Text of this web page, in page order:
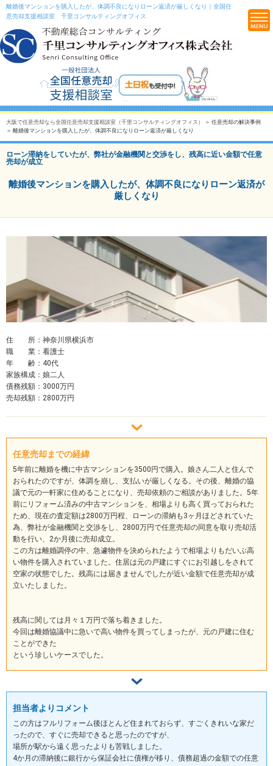
離婚後マンションを購入したが、体調不良になりローン返済が厳しくなり｜全国任
意売却支援相談室 千里コンサルティングオフィス
大阪で任意売却なら全国任意売却支援相談室（千里コンサルティングオフィス）
＞ 任意売却の解決事例
＞ 離婚後マンションを購入したが、体調不良になりローン返済が厳しくなり
ローン滞納をしていたが、弊社が金融機関と交渉をし、残高に近い金額で任意
売却が成立
離婚後マンションを購入したが、体調不良になりローン返済が
厳しくなり
住 所：神奈川県横浜市
職 業：看護士
年 齢：40代
家族構成：娘二人
債務残額：3000万円
売却残額：2800万円
任意売却までの経緯
5年前に離婚を機に中古マンションを3500円で購入。娘さん二人と住んで
おられたのですが、体調を崩し、支払いが厳しくなる。その後、離婚の協
議で元の一軒家に住めることになり、売却依頼のご相談がありました。5年
前にリフォーム済みの中古マンションを、相場よりも高く買っておられた
ため、現在の査定額は2800万円程、ローンの滞納も3ヶ月ほどされていた
為、弊社が金融機関と交渉をし、2800万円で任意売却の同意を取り売却活
動を行い、2か月後に売却成立。
この方は離婚調停の中、急遽物件を決められたようで相場よりもだいぶ高
い物件を購入されていました。住居は元の戸建にすぐにお引越しをされて
空家の状態でした。残高には届きませんでしたが近い金額で任意売却が成
立いたしました。
残高に関しては月々１万円で落ち着きました。
今回は離婚協議中に急いで高い物件を買ってしまったが、元の戸建に住む
ことができた
という珍しいケースでした。
担当者よりコメント
この方はフルリフォーム後ほとんど住まれておらず、すごくきれいな家だ
ったので、すぐに売却できると思ったのですが、
場所が駅から遠く思ったよりも苦戦しました。
4か月の滞納後に銀行から保証会社に債権が移り、債務超過の金額での任意